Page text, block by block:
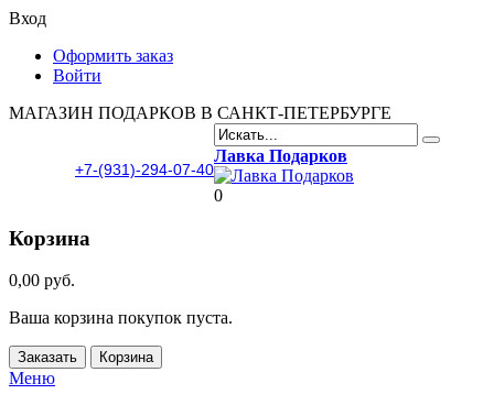
Вход
Оформить заказ
Войти
МАГАЗИН ПОДАРКОВ В САНКТ-ПЕТЕРБУРГЕ
+7-(931)-294-07-40
Лавка Подарков
0
Корзина
0,00 руб.
Ваша корзина покупок пуста.
Заказать Корзина
Меню